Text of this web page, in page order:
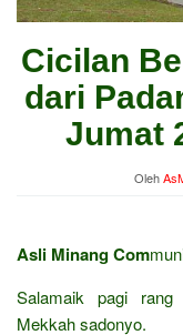
Cicilan
dari
Jumat
Oleh
Asli Minang Com
Salamaik pagi
Mekkah sadonyo.